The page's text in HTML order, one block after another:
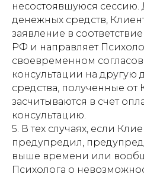
несостоявшуюся сессию.
денежных средств,
заявление в
РФ и направляет
своевременном
консультации на другую
средства, полученные от
засчитываются в счет
консультацию.
5. В тех случаях, если
предупредил,
выше времени или
Психолога о